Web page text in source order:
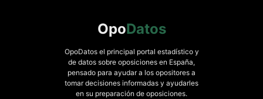
OpoDatos
OpoDatos el principal portal estadístico y
de datos sobre oposiciones en España,
pensado para ayudar a los opositores a
tomar decisiones informadas y ayudarles
en su preparación de oposiciones.